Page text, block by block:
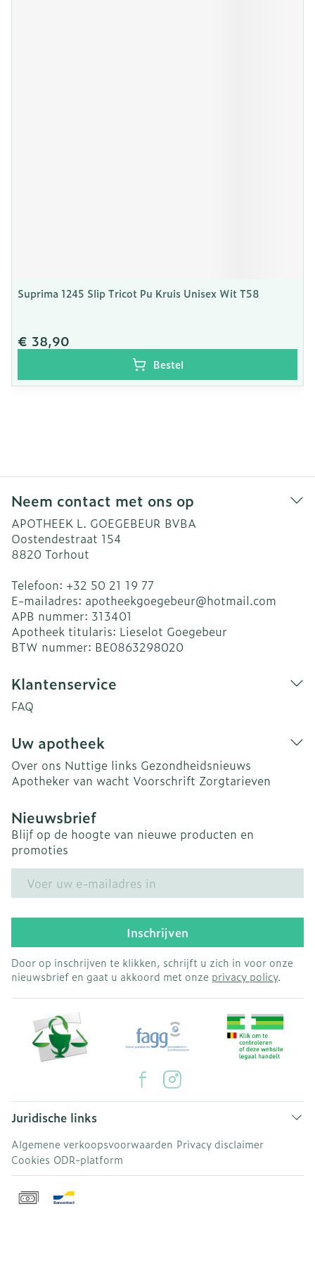
Suprima 1245 Slip Tricot Pu Kruis Unisex Wit T58
€ 38,90
Bestel
Neem contact met ons op
APOTHEEK L. GOEGEBEUR BVBA
Oostendestraat 154
8820 Torhout
Telefoon: +32 50 21 19 77
E-mailadres: apotheekgoegebeur@hotmail.com
APB nummer: 313401
Apotheek titularis: Lieselot Goegebeur
BTW nummer: BE0863298020
Klantenservice
FAQ
Uw apotheek
Over ons Nuttige links Gezondheidsnieuws
Apotheker van wacht Voorschrift Zorgtarieven
Nieuwsbrief
Blijf op de hoogte van nieuwe producten en
promoties
Inschrijven
Door op inschrijven te klikken, schrijft u zich in voor onze
nieuwsbrief en gaat u akkoord met onze privacy policy.
Juridische links
Algemene verkoopsvoorwaarden Privacy disclaimer
Cookies ODR-platform